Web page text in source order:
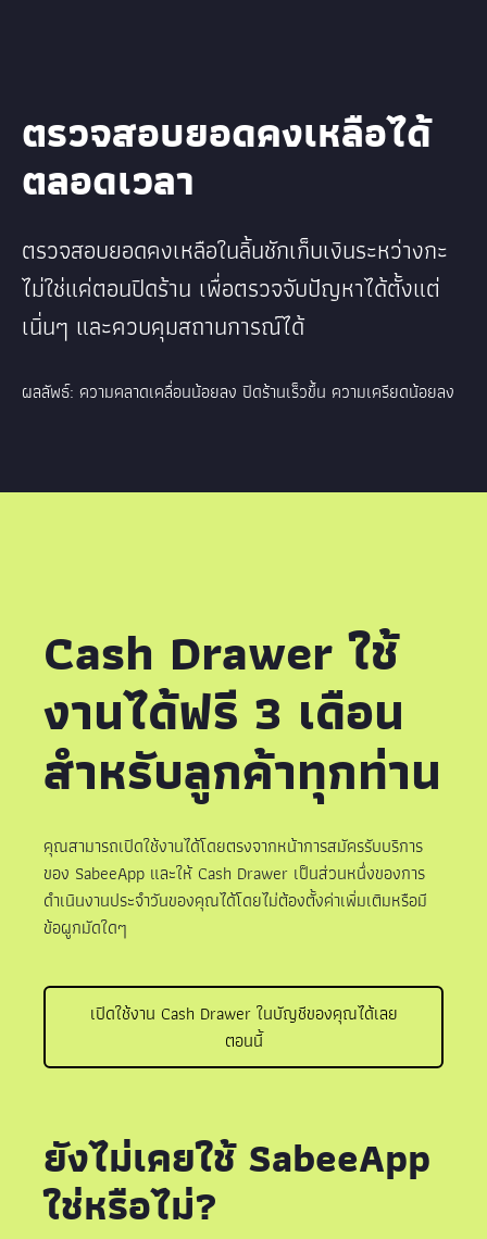
ตรวจสอบยอดคงเหลือได้
ตลอดเวลา
ตรวจสอบยอดคงเหลือในลิ้นชักเก็บเงินระหว่างกะ
ไม่ใช่แค่ตอนปิดร้าน เพื่อตรวจจับปัญหาได้ตั้งแต่
เนิ่นๆ และควบคุมสถานการณ์ได้
ผลลัพธ์: ความคลาดเคลื่อนน้อยลง ปิดร้านเร็วขึ้น ความเครียดน้อยลง
Cash Drawer ใช้
งานได้ฟรี 3 เดือน
สำหรับลูกค้าทุกท่าน
คุณสามารถเปิดใช้งานได้โดยตรงจากหน้าการสมัครรับบริการ
ของ SabeeApp และให้ Cash Drawer เป็นส่วนหนึ่งของการ
ดำเนินงานประจำวันของคุณได้โดยไม่ต้องตั้งค่าเพิ่มเติมหรือมี
ข้อผูกมัดใดๆ
เปิดใช้งาน Cash Drawer ในบัญชีของคุณได้เลย
ตอนนี้
ยังไม่เคยใช้ SabeeApp
ใช่หรือไม่?